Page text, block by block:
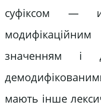
суфіксом —
значенням
мають інше